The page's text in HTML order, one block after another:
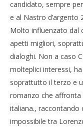
candidato, sempre
e al Nastro d’argento
Molto influenzato dal
apetti migliori,
dialoghi. Non a caso
molteplici interessi,
soprattutto il terzo e
romanzo che
italiana., raccontando
impossibile tra